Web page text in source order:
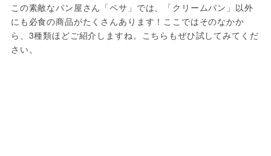
この素敵なパン屋さん「ペサ」では、「クリームパン」以外
にも必食の商品がたくさんあります！ここではそのなかか
ら、3種類ほどご紹介しますね。こちらもぜひ試してみてくだ
さい。